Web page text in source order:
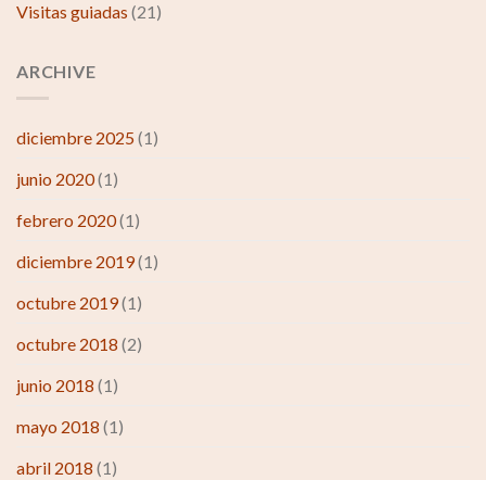
Visitas guiadas (21)
ARCHIVE
diciembre 2025(1)
junio 2020(1)
febrero 2020(1)
diciembre 2019(1)
octubre 2019(1)
octubre 2018 (2)
junio 2018 (1)
mayo 2018 (1)
abril 2018 (1)